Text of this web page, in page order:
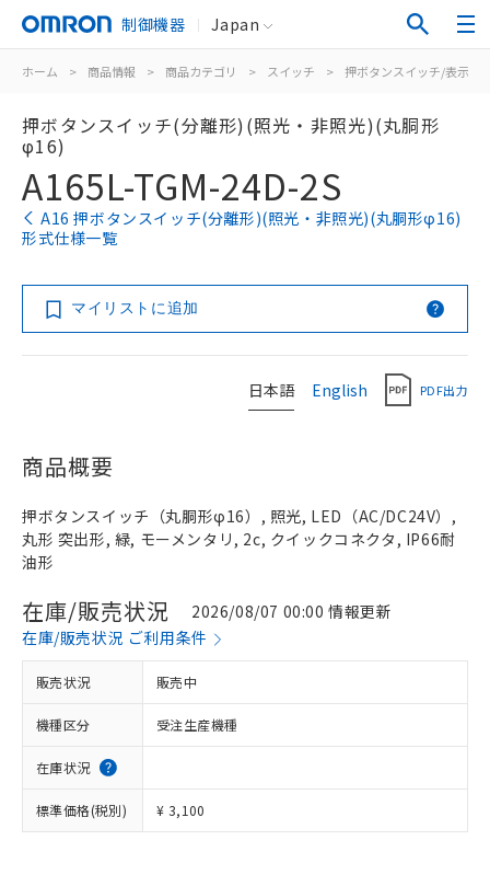
制御機器 Japan
ホーム > 商品情報 > 商品カテゴリ > スイッチ > 押ボタンスイッチ/表示灯
押ボタンスイッチ(分離形)(照光・非照光)(丸胴形
φ16)
A165L-TGM-24D-2S
A16 押ボタンスイッチ(分離形)(照光・非照光)(丸胴形φ16)
形式仕様一覧
マイリストに追加
日本語 English PDF出力
商品概要
押ボタンスイッチ（丸胴形φ16）, 照光, LED（AC/DC24V）,
丸形 突出形, 緑, モーメンタリ, 2c, クイックコネクタ, IP66耐
油形
在庫/販売状況
2026/08/07 00:00 情報更新
在庫/販売状況 ご利用条件
販売状況 販売中
機種区分 受注生産機種
在庫状況
標準価格(税別) ¥ 3,100